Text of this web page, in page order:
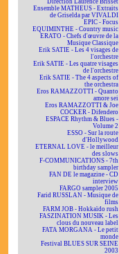
Direction Laurence Brisset
Ensemble MATHEUS - Extraits
de Griselda par VIVALDI
EPIC - Focus
EQUIMINTHE - Country music
ERATO - Chefs d'œuvre de la
Musique Classique
Erik SATIE - Les 4 visages de
l'orchestre
Erik SATIE - Les quatre visages
de l'orchestre
Erik SATIE - The 4 aspects of
the orchestra
Eros RAMAZZOTTI - Quanto
amore sei
Eros RAMAZZOTTI & Joe
COCKER - Difendero
ESPACE Rhythm & Blues -
Volume 2
ESSO - Sur la route
d'Hollywood
ETERNAL LOVE - le meilleur
des slows
F-COMMUNICATIONS - 7th
birthday sampler
FAN DE le magazine - CD
interview
FARGO sampler 2005
Farid RUSSLAN - Musique de
films
FARM JOB - Hokkaïdo rush
FASZINATION MUSIK - Les
clous du nouveau label
FATA MORGANA - Le petit
monde
Festival BLUES SUR SEINE
2003